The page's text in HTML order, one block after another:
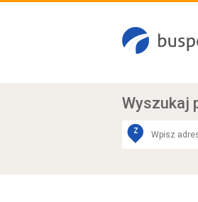
Wyszukaj
Z